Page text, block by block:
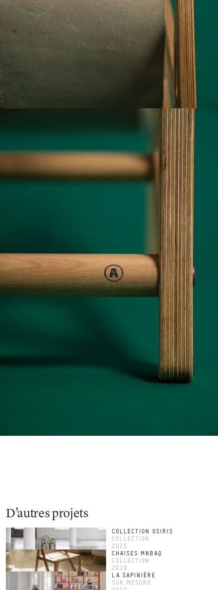
D’autres projets
COLLECTION OSIRIS
COLLECTION
2025
CHAISES MNBAQ
COLLECTION
2019
LA SAPINIÈRE
SUR MESURE